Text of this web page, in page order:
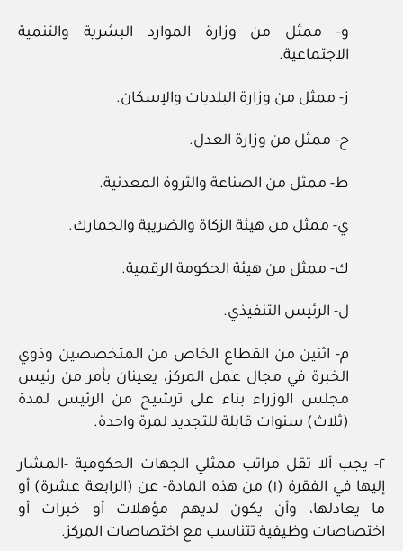
و‏- ممثل من وزارة الموارد البشرية والتنمية
الاجتماعية.
ز‏- ممثل من وزارة البلديات والإسكان.
ح‏- ممثل من وزارة العدل.
ط‏- ممثل من الصناعة والثروة المعدنية.
ي‏- ممثل من هيئة الزكاة والضريبة والجمارك.
ك‏- ممثل من هيئة الحكومة الرقمية.
ل‏- الرئيس التنفيذي.
م‏- اثنين من القطاع الخاص من المتخصصين وذوي
الخبرة في مجال عمل المركز، يعينان بأمر من رئيس
مجلس الوزراء بناء على ترشيح من الرئيس لمدة
(ثلاث) سنوات قابلة للتجديد لمرة واحدة.
٢‏- يجب ألا تقل مراتب ممثلي الجهات الحكومية -المشار
إليها في الفقرة (١) من هذه المادة- عن (الرابعة عشرة) أو
ما يعادلها، وأن يكون لديهم مؤهلات أو خبرات أو
اختصاصات وظيفية تتناسب مع اختصاصات المركز.